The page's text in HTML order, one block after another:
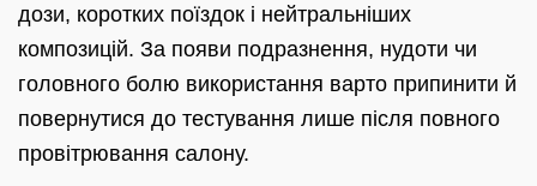
дози, коротких поїздок і нейтральніших
композицій. За появи подразнення, нудоти чи
головного болю використання варто припинити й
повернутися до тестування лише після повного
провітрювання салону.